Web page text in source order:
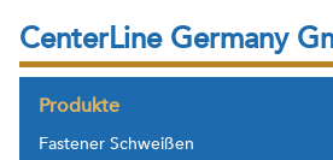
CenterLine Germany
Produkte
Fastener Schweißen